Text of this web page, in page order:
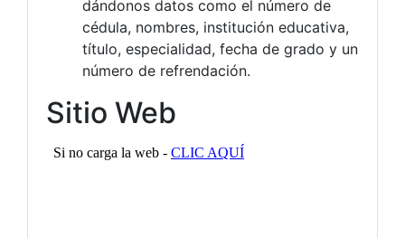
dándonos datos como el número de
cédula, nombres, institución educativa,
título, especialidad, fecha de grado y un
número de refrendación.
Sitio Web